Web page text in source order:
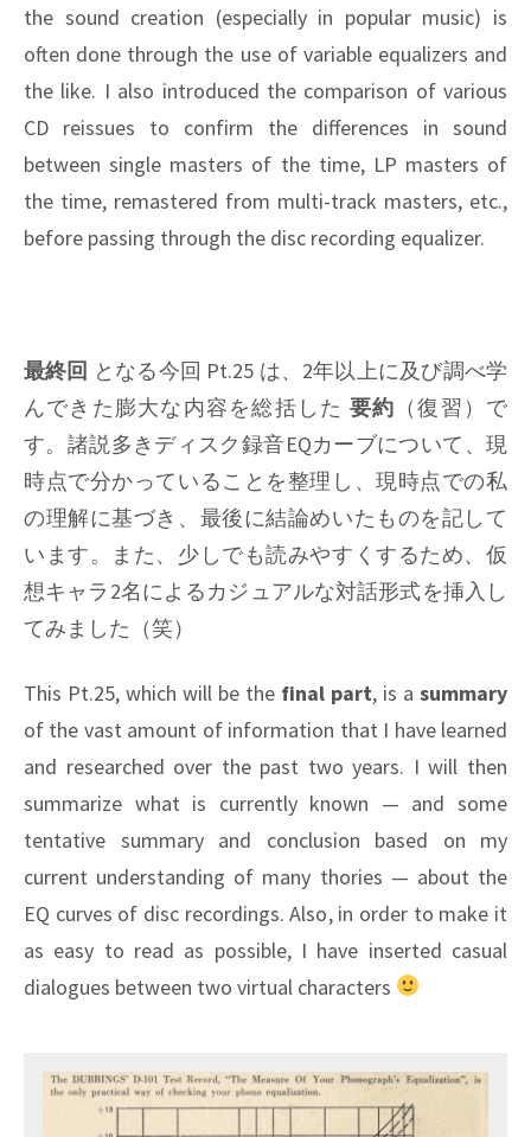
the sound creation (especially in popular music) is
often done through the use of variable equalizers and
the like. I also introduced the comparison of various
CD reissues to confirm the differences in sound
between single masters of the time, LP masters of
the time, remastered from multi-track masters, etc.,
before passing through the disc recording equalizer.
最終回 となる今回 Pt.25 は、2年以上に及び調べ学
んできた膨大な内容を総括した 要約 （復習）で
す。諸説多きディスク録音EQカーブについて、現
時点で分かっていることを整理し、現時点での私
の理解に基づき、最後に結論めいたものを記して
います。また、少しでも読みやすくするため、仮
想キャラ2名によるカジュアルな対話形式を挿入し
てみました（笑）
This Pt.25, which will be the final part, is a summary
of the vast amount of information that I have learned
and researched over the past two years. I will then
summarize what is currently known — and some
tentative summary and conclusion based on my
current understanding of many thories — about the
EQ curves of disc recordings. Also, in order to make it
as easy to read as possible, I have inserted casual
dialogues between two virtual characters